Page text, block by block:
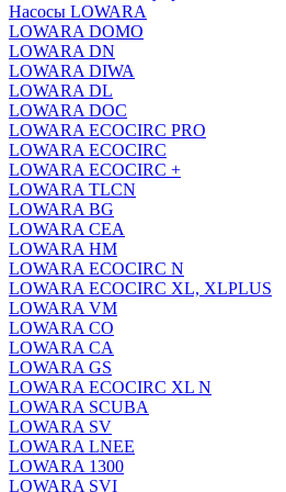
Насосы LOWARA
LOWARA DOMO
LOWARA DN
LOWARA DIWA
LOWARA DL
LOWARA DOC
LOWARA ECOCIRC PRO
LOWARA ECOCIRC
LOWARA ECOCIRC +
LOWARA TLCN
LOWARA BG
LOWARA CEA
LOWARA HM
LOWARA ECOCIRC N
LOWARA ECOCIRC XL, XLPLUS
LOWARA VM
LOWARA CO
LOWARA CA
LOWARA GS
LOWARA ECOCIRC XL N
LOWARA SCUBA
LOWARA SV
LOWARA LNEE
LOWARA 1300
LOWARA SVI